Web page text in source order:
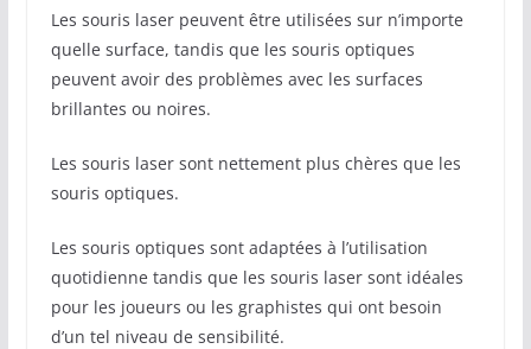
Les souris laser peuvent être utilisées sur n’importe
quelle surface, tandis que les souris optiques
peuvent avoir des problèmes avec les surfaces
brillantes ou noires.
Les souris laser sont nettement plus chères que les
souris optiques.
Les souris optiques sont adaptées à l’utilisation
quotidienne tandis que les souris laser sont idéales
pour les joueurs ou les graphistes qui ont besoin
d’un tel niveau de sensibilité.